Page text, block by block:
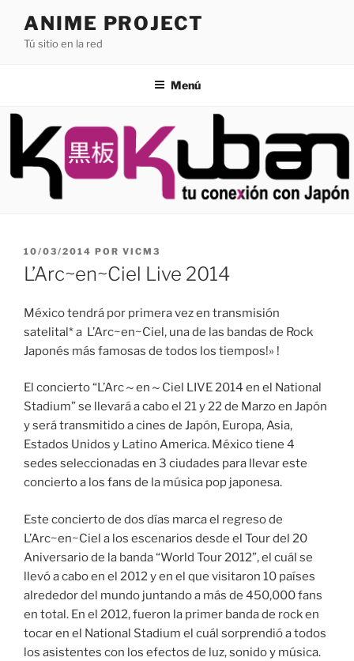
contenido
ANIME PROJECT
Tú sitio en la red
Menú
PUBLICADO
EL
10/03/2014 POR VICM3
L’Arc~en~Ciel Live 2014
México tendrá por primera vez en transmisión
satelital* a L’Arc~en~Ciel, una de las bandas de Rock
Japonés más famosas de todos los tiempos!» !
El concierto “L’Arc～en～Ciel LIVE 2014 en el National
Stadium” se llevará a cabo el 21 y 22 de Marzo en Japón
y será transmitido a cines de Japón, Europa, Asia,
Estados Unidos y Latino America. México tiene 4
sedes seleccionadas en 3 ciudades para llevar este
concierto a los fans de la música pop japonesa.
Este concierto de dos días marca el regreso de
L’Arc~en~Ciel a los escenarios desde el Tour del 20
Aniversario de la banda “World Tour 2012”, el cuál se
llevó a cabo en el 2012 y en el que visitaron 10 países
alrededor del mundo juntando a más de 450,000 fans
en total. En el 2012, fueron la primer banda de rock en
tocar en el National Stadium el cuál sorprendió a todos
los asistentes con los efectos de luz, sonido y música.